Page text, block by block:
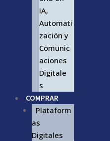
IA,
Automati
zación y
Comunic
aciones
Digitale
s
COMPRAR
Plataform
as
Digitales